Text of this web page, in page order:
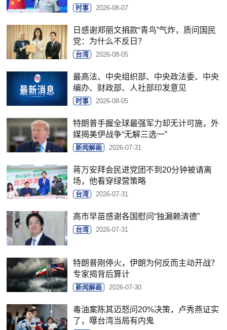
时事 2026-08-07
日感谢郑丽文捐款“青鸟”气炸，质问国民
党：为什么不反日？
台湾 2026-08-05
最高法、中央组织部、中央政法委、中央
编办、财政部、人社部印发意见
时事 2026-08-05
特朗普手握全球最强军力却无计可施，外
媒揭美伊战争“无解三选一”
新闻解画 2026-07-31
蒋万安拜会民进党团不到20分钟被请离
场，他看穿绿营策略
台湾 2026-07-31
高市早苗感谢各国慰问“独漏赖清德”
台湾 2026-07-31
特朗普刚停火，伊朗为何反而主动开战？
专家揭背后算计
新闻解画 2026-07-30
毒油案陈其迈怒问20%决策，卢秀燕证实
了，曝台湾当局有内鬼